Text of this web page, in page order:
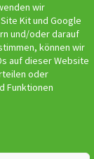
wir
Kit und Google
und/oder darauf
können wir
auf dieser Website
oder
Funktionen